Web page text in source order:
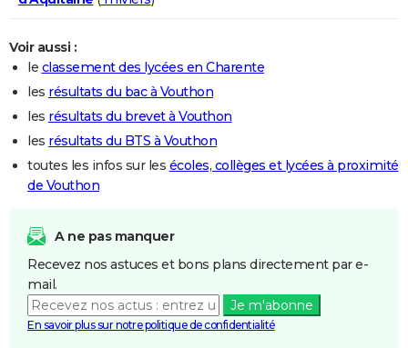
Voir aussi :
le classement des lycées en Charente
les résultats du bac à Vouthon
les résultats du brevet à Vouthon
les résultats du BTS à Vouthon
toutes les infos sur les écoles, collèges et lycées à proximité
de Vouthon
A ne pas manquer
Recevez nos astuces et bons plans directement par e-
mail.
Je m'abonne
En savoir plus sur notre politique de confidentialité